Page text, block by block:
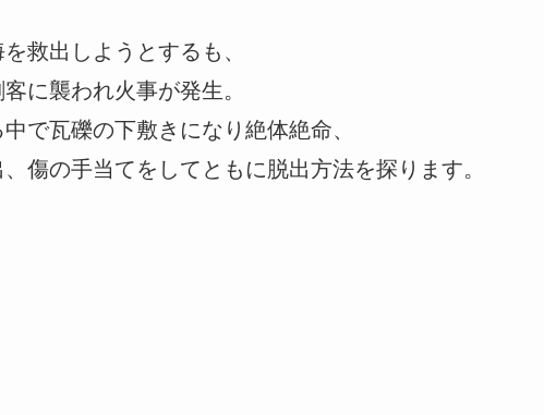
救出しようとするも、
に襲われ火事が発生。
で瓦礫の下敷きになり絶体絶命、
傷の手当てをしてともに脱出方法を探ります。